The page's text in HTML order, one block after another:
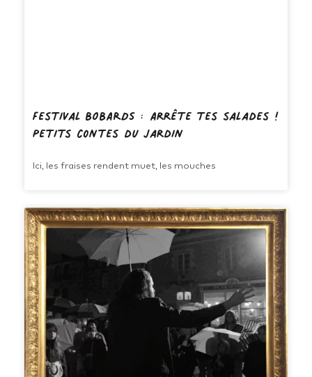
Festival BOBARDS : Arrête tes salades !
Petits contes du jardin
Ici, les fraises rendent muet, les mouches